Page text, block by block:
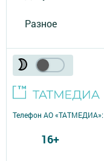
Разное
Телефон АО «ТАТМЕДИА»:
16+